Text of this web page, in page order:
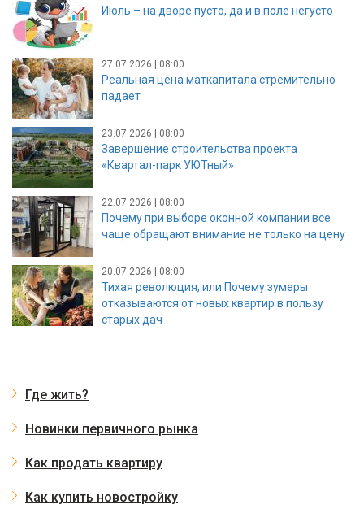
Июль – на дворе пусто, да и в поле негусто
27.07.2026 | 08:00
Реальная цена маткапитала стремительно
падает
23.07.2026 | 08:00
Завершение строительства проекта
«Квартал-парк УЮТный»
22.07.2026 | 08:00
Почему при выборе оконной компании все
чаще обращают внимание не только на цену
20.07.2026 | 08:00
Тихая революция, или Почему зумеры
отказываются от новых квартир в пользу
старых дач
Где жить?
Новинки первичного рынка
Как продать квартиру
Как купить новостройку